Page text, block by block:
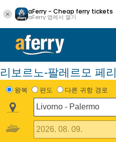
aFerry - Cheap ferry tickets
aFerry 앱에서 열기
리보르노-팔레르모 페리
왕복 편도 다른 귀항 경로